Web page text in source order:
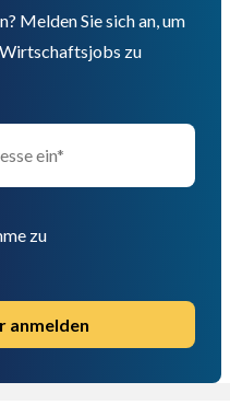
Melden Sie sich an, um
zu
zu
anmelden